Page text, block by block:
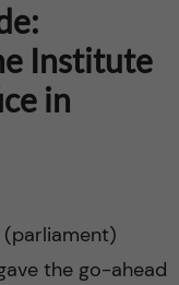
Institute
in
(parliament)
the go-ahead